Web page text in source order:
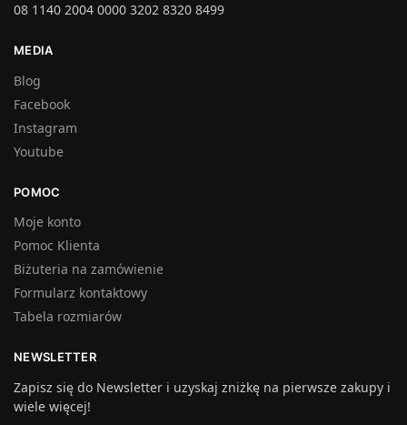
08 1140 2004 0000 3202 8320 8499
MEDIA
Blog
Facebook
Instagram
Youtube
POMOC
Moje konto
Pomoc Klienta
Biżuteria na zamówienie
Formularz kontaktowy
Tabela rozmiarów
NEWSLETTER
Zapisz się do Newsletter i uzyskaj zniżkę na pierwsze zakupy i
wiele więcej!